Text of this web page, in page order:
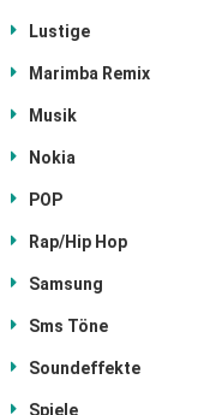
Lustige
Marimba Remix
Musik
Nokia
POP
Rap/Hip Hop
Samsung
Sms Töne
Soundeffekte
Spiele